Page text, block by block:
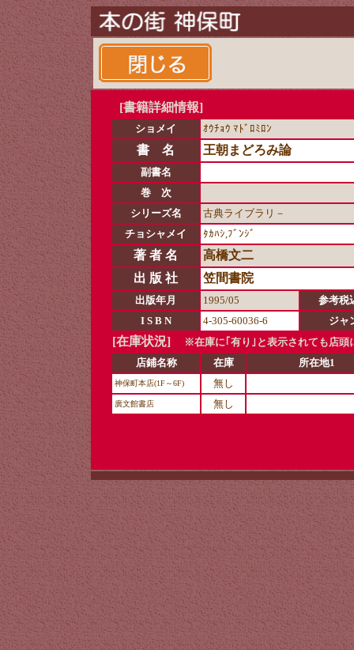
[書籍詳細情報]
ショメイ ｵｳﾁｮｳ ﾏﾄﾞﾛﾐﾛﾝ
書 名 王朝まどろみ論
副書名
巻 次
シリーズ名
古典ライブラリ－
チョシャメイ
ﾀｶﾊｼ,ﾌﾞﾝｼﾞ
著 者 名
高橋文二
出 版 社
笠間書院
出版年月 1995/05
参考税
I S B N
4-305-60036-6 ジャ
[在庫状況]
※在庫に｢有り｣と表示されても店頭
店鋪名称
在庫 所在地1
神保町本店(1F～6F) 無し
廣文館書店 無し